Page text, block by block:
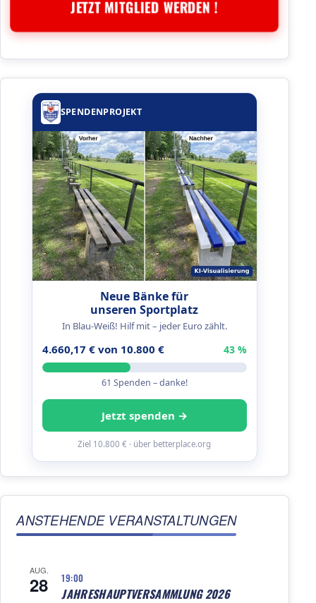
JETZT MITGLIED WERDEN !
SPENDENPROJEKT
Neue Bänke für
unseren Sportplatz
In Blau-Weiß! Hilf mit – jeder Euro zählt.
4.660,17 € von 10.800 € 43 %
61 Spenden – danke!
Jetzt spenden →
Ziel 10.800 € · über betterplace.org
ANSTEHENDE VERANSTALTUNGEN
AUG.
28 19:00
JAHRESHAUPTVERSAMMLUNG 2026